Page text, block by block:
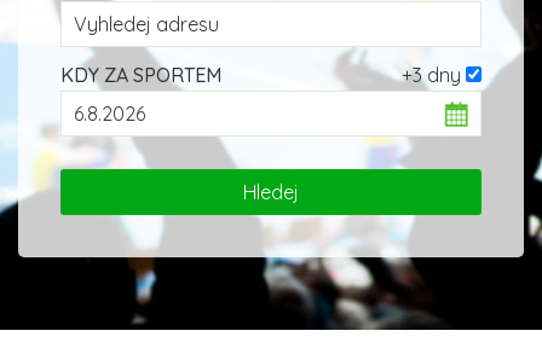
+3 dny
KDY ZA SPORTEM